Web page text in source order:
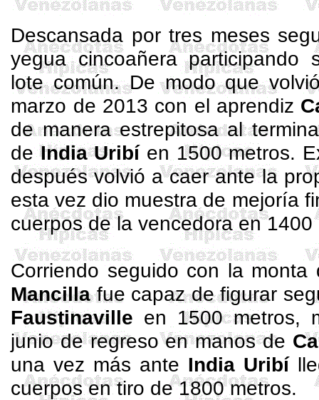
Descansada por tres meses
yeguacincoañeraparticipando
lote común. De modo que
marzo de 2013 con el aprendiz
de manera estrepitosa al
deIndiaUribíen 1500 metros.
después volvió a caer ante la
esta vez dio muestra de mejoría
cuerpos de la vencedora en 1400
Corriendo seguido con la
Mancillafue capaz de figurar
Faustinaville en 1500 metros,
junio de regreso en manos de
una vez más ante India Uribí
cuerpos en tiro de 1800 metros.